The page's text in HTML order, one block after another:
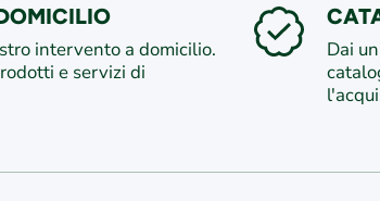
intervento a domicilio.
e servizi di
Dai